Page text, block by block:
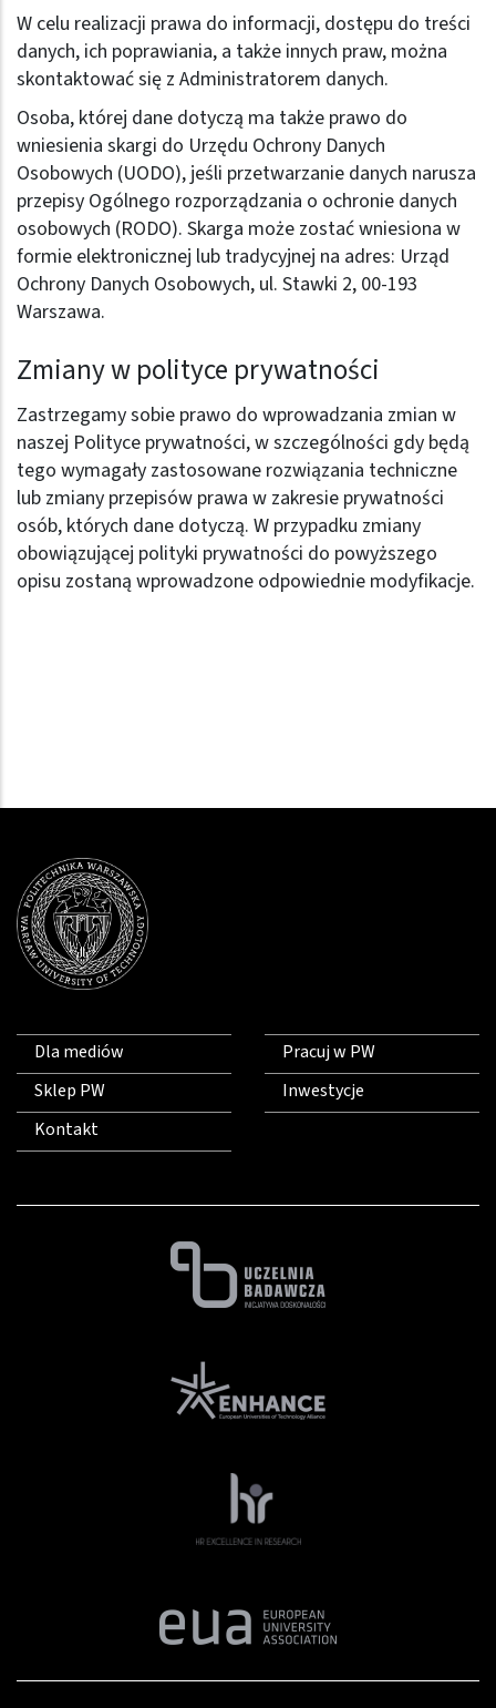
W celu realizacji prawa do informacji, dostępu do treści
danych, ich poprawiania, a także innych praw, można
skontaktować się z Administratorem danych.
Osoba, której dane dotyczą ma także prawo do
wniesienia skargi do Urzędu Ochrony Danych
Osobowych (UODO), jeśli przetwarzanie danych narusza
przepisy Ogólnego rozporządzania o ochronie danych
osobowych (RODO). Skarga może zostać wniesiona w
formie elektronicznej lub tradycyjnej na adres: Urząd
Ochrony Danych Osobowych, ul. Stawki 2, 00-193
Warszawa.
Zmiany w polityce prywatności
Zastrzegamy sobie prawo do wprowadzania zmian w
naszej Polityce prywatności, w szczególności gdy będą
tego wymagały zastosowane rozwiązania techniczne
lub zmiany przepisów prawa w zakresie prywatności
osób, których dane dotyczą. W przypadku zmiany
obowiązującej polityki prywatności do powyższego
opisu zostaną wprowadzone odpowiednie modyfikacje.
Dla mediów
Sklep PW
Kontakt
Pracuj w PW
Inwestycje